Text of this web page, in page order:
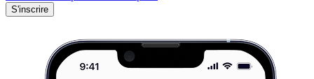
S'inscrire